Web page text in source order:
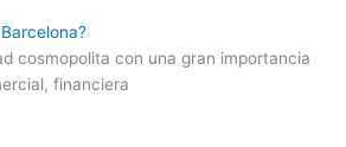
cosmopolita con una gran importancia
financiera